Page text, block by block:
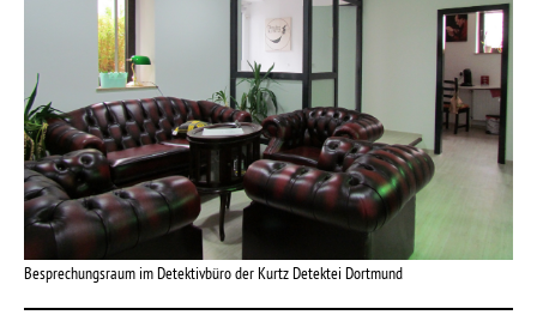
Besprechungsraum im Detektivbüro der Kurtz Detektei Dortmund